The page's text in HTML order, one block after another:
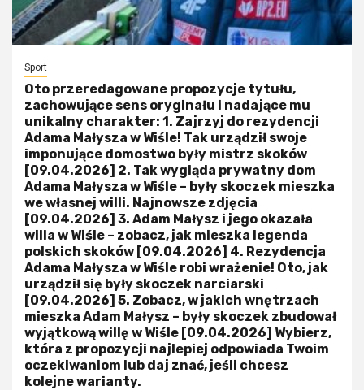
Sport
Oto przeredagowane propozycje tytułu,
zachowujące sens oryginału i nadające mu
unikalny charakter: 1. Zajrzyj do rezydencji
Adama Małysza w Wiśle! Tak urządził swoje
imponujące domostwo były mistrz skoków
[09.04.2026] 2. Tak wygląda prywatny dom
Adama Małysza w Wiśle – były skoczek mieszka
we własnej willi. Najnowsze zdjęcia
[09.04.2026] 3. Adam Małysz i jego okazała
willa w Wiśle – zobacz, jak mieszka legenda
polskich skoków [09.04.2026] 4. Rezydencja
Adama Małysza w Wiśle robi wrażenie! Oto, jak
urządził się były skoczek narciarski
[09.04.2026] 5. Zobacz, w jakich wnętrzach
mieszka Adam Małysz – były skoczek zbudował
wyjątkową willę w Wiśle [09.04.2026] Wybierz,
która z propozycji najlepiej odpowiada Twoim
oczekiwaniom lub daj znać, jeśli chcesz
kolejne warianty.